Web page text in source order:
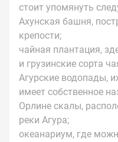
стоит упомянуть
Ахунская башня,
крепости;
чайная плантация,
и грузинские сорта
Агурские водопады,
имеет собственное
Орлине скалы,
реки Агура;
океанариум, где